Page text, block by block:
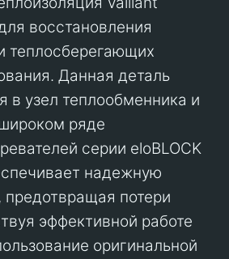
восстановления
теплосберегающих
Данная деталь
в узел теплообменника и
ряде
серии eloBLOCK
надежную
потери
эффективной работе
оригинальной